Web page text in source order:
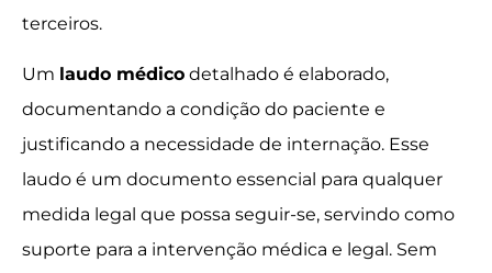
terceiros.
Um laudo médico detalhado é elaborado,
documentando a condição do paciente e
justificando a necessidade de internação. Esse
laudo é um documento essencial para qualquer
medida legal que possa seguir-se, servindo como
suporte para a intervenção médica e legal. Sem